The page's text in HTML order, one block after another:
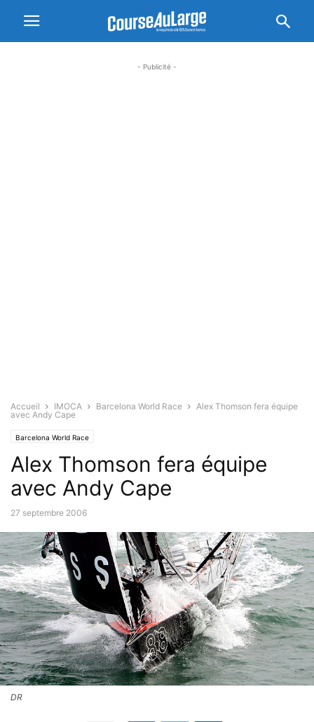
- Publicité -
Accueil IMOCA Barcelona World Race
Alex Thomson fera équipe
avec Andy Cape
Barcelona World Race
Alex Thomson fera équipe
avec Andy Cape
27 septembre 2006
DR